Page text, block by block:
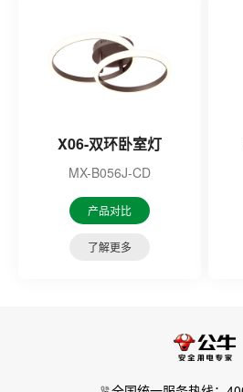
X06-双环卧室灯
MX-B056J-CD
产品对比
了解更多